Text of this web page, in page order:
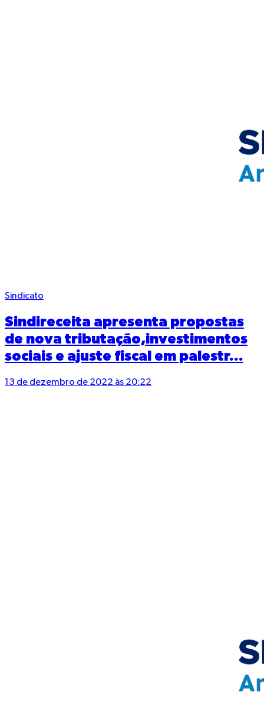
Sindicato
Sindireceita apresenta propostas
de nova tributação,investimentos
sociais e ajuste fiscal em palestr...
13 de dezembro de 2022 às 20:22